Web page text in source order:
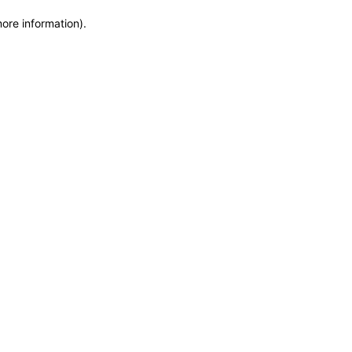
information).